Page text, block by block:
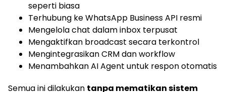
seperti biasa
Terhubung ke WhatsApp Business API resmi
Mengelola chat dalam inbox terpusat
Mengaktifkan broadcast secara terkontrol
Mengintegrasikan CRM dan workflow
Menambahkan AI Agent untuk respon otomatis
Semua ini dilakukan tanpa mematikan sistem